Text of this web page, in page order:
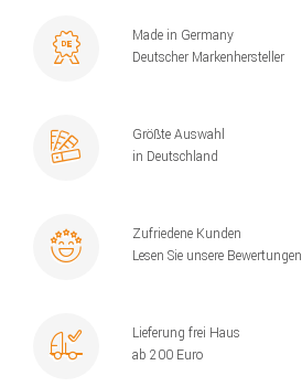
Made in Germany
Deutscher Markenhersteller
Größte Auswahl
in Deutschland
Zufriedene Kunden
Lesen Sie unsere Bewertungen
Lieferung frei Haus
ab 200 Euro